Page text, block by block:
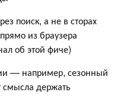
поиск, а не в сторах
из браузера
об этой фиче)
— например, сезонный
смысла держать